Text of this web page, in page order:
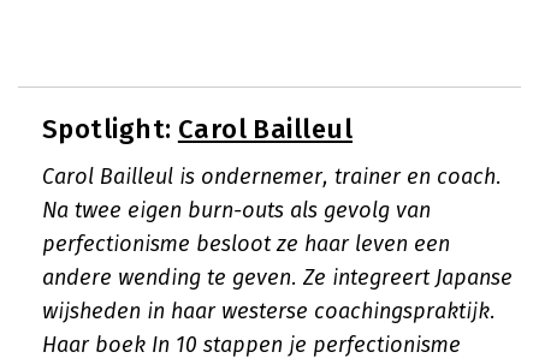
Spotlight: Carol Bailleul
Carol Bailleul is ondernemer, trainer en coach.
Na twee eigen burn-outs als gevolg van
perfectionisme besloot ze haar leven een
andere wending te geven. Ze integreert Japanse
wijsheden in haar westerse coachingspraktijk.
Haar boek In 10 stappen je perfectionisme